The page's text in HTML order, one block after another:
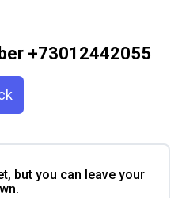
+73012442055
but you can leave your